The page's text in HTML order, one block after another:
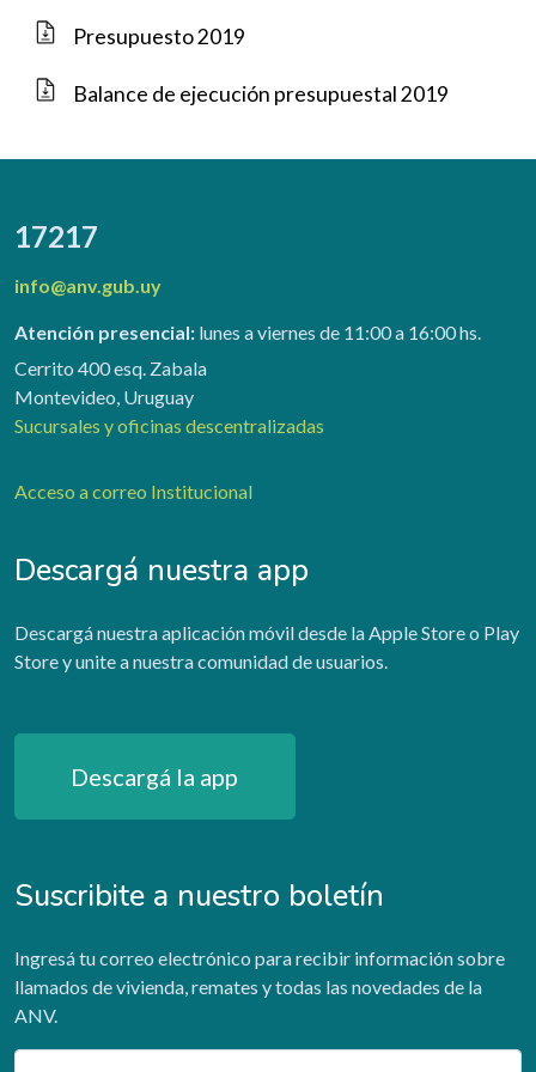
Presupuesto 2019
Balance de ejecución presupuestal 2019
17217
info@anv.gub.uy
Atención presencial: lunes a viernes de 11:00 a 16:00 hs.
Cerrito 400 esq. Zabala
Montevideo, Uruguay
Sucursales y oficinas descentralizadas
Acceso a correo Institucional
Descargá nuestra app
Descargá nuestra aplicación móvil desde la Apple Store o Play
Store y unite a nuestra comunidad de usuarios.
Descargá la app
Suscribite a nuestro boletín
Ingresá tu correo electrónico para recibir información sobre
llamados de vivienda, remates y todas las novedades de la
ANV.
Email